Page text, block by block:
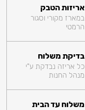
אריזות הטבק
במארז מקורי וסגור
הרמטי
בדיקת משלוח
כל אריזה נבדקת ע"י
מנהל החנות
משלוח עד הבית